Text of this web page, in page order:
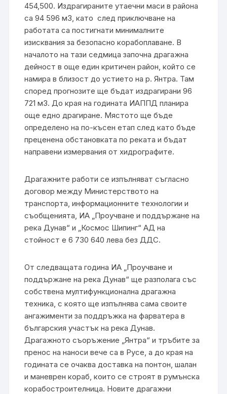
454,500. Издрагираните утаечни маси в района
са 94 596 м3, като след приключване на
работата са постигнати минималните
изисквания за безопасно корабоплаване. В
началото на тази седмица започна драгажна
дейност в още един критичен район, който се
намира в близост до устието на р. Янтра. Там
според прогнозите ще бъдат издрагирани 96
721 м3. До края на годината ИАППД планира
още едно драгиране. Мястото ще бъде
определено на по-късен етап след като бъде
преценена обстановката по реката и бъдат
направени измервания от хидрографите.
Драгажните работи се изпълняват съгласно
договор между Министерството на
транспорта, информационните технологии и
съобщенията, ИА „Проучване и поддържане на
река Дунав“ и „Космос Шипинг“ АД на
стойност е 6 730 640 лева без ДДС.
От следващата година ИА „Проучване и
поддържане на река Дунав“ ще разполага със
собствена мултифункционална драгажна
техника, с която ще изпълнява сама своите
ангажименти за поддръжка на фарватера в
българския участък на река Дунав.
Драгажното съоръжение „Янтра“ и тръбите за
пренос на наноси вече са в Русе, а до края на
годината се очаква доставка на понтон, шалан
и маневрен кораб, които се строят в румънска
корабостроителница. Новите драгажни